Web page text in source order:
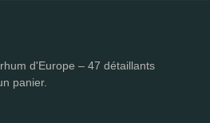
d'Europe – 47 détaillants
panier.